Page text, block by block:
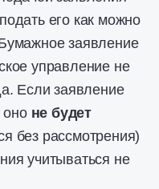
его как можно
заявление
управление не
Если заявление
оно не будет
без рассмотрения)
учитываться не